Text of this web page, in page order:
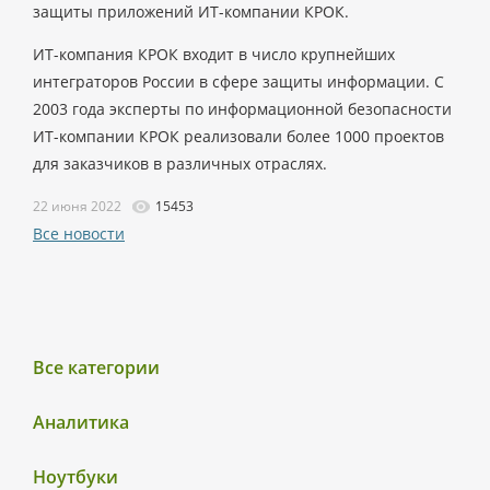
Все категории
Аналитика
Ноутбуки
защиты приложений ИТ-компании КРОК.
ИТ-компания КРОК входит в число крупнейших
интеграторов России в сфере защиты информации. С
2003 года эксперты по информационной безопасности
ИТ-компании КРОК реализовали более 1000 проектов
для заказчиков в различных отраслях.
22 июня 2022 15453
Все новости